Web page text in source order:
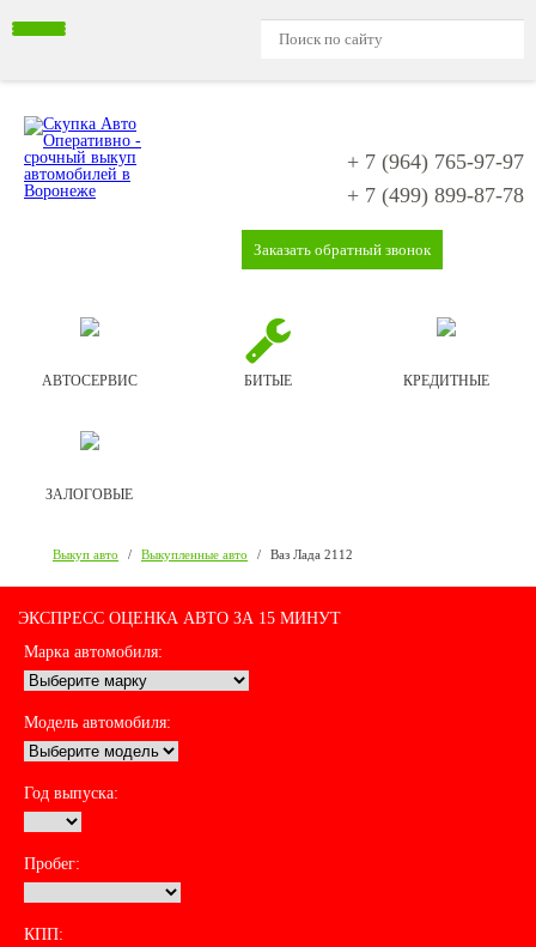
+ 7 (964) 765-97-97
+ 7 (499) 899-87-78
Заказать обратный звонок
АВТОСЕРВИС БИТЫЕ КРЕДИТНЫЕ
ЗАЛОГОВЫЕ
Выкуп авто / Выкупленные авто / Ваз Лада 2112
ЭКСПРЕСС ОЦЕНКА АВТО ЗА 15 МИНУТ
Марка автомобиля:
Модель автомобиля:
Год выпуска:
Пробег:
КПП: